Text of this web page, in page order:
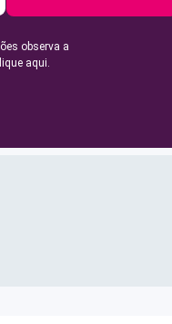
observa a
aqui.